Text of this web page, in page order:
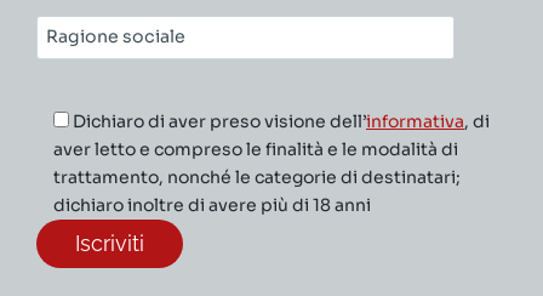
Ragione
sociale*
Dichiaro di aver preso visione dell’informativa, di
aver letto e compreso le finalità e le modalità di
trattamento, nonché le categorie di destinatari;
dichiaro inoltre di avere più di 18 anni